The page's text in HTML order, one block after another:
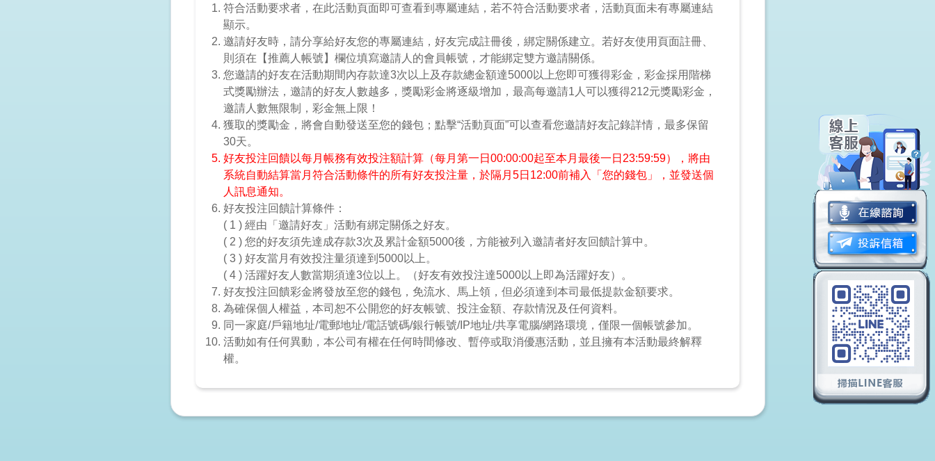
符合活動要求者，在此活動頁面即可查看到專屬連結，若不符合活動要求者，活動頁面未有專屬連結
顯示。
邀請好友時，請分享給好友您的專屬連結，好友完成註冊後，綁定關係建立。若好友使用頁面註冊、
則須在【推薦人帳號】欄位填寫邀請人的會員帳號，才能綁定雙方邀請關係。
您邀請的好友在活動期間內存款達3次以上及存款總金額達5000以上您即可獲得彩金，彩金採用階梯
式獎勵辦法，邀請的好友人數越多，獎勵彩金將逐級增加，最高每邀請1人可以獲得212元獎勵彩金，
邀請人數無限制，彩金無上限！
獲取的獎勵金，將會自動發送至您的錢包；點擊“活動頁面”可以查看您邀請好友記錄詳情，最多保留
30天。
好友投注回饋以每月帳務有效投注額計算（每月第一日00:00:00起至本月最後一日23:59:59），將由
系統自動結算當月符合活動條件的所有好友投注量，於隔月5日12:00前補入「您的錢包」，並發送個
人訊息通知。
好友投注回饋計算條件：
( 1 ) 經由「邀請好友」活動有綁定關係之好友。
( 2 ) 您的好友須先達成存款3次及累計金額5000後，方能被列入邀請者好友回饋計算中。
( 3 ) 好友當月有效投注量須達到5000以上。
( 4 ) 活躍好友人數當期須達3位以上。（好友有效投注達5000以上即為活躍好友）。
好友投注回饋彩金將發放至您的錢包，免流水、馬上領，但必須達到本司最低提款金額要求。
為確保個人權益，本司恕不公開您的好友帳號、投注金額、存款情況及任何資料。
同一家庭/戶籍地址/電郵地址/電話號碼/銀行帳號/IP地址/共享電腦/網路環境，僅限一個帳號參加。
活動如有任何異動，本公司有權在任何時間修改、暫停或取消優惠活動，並且擁有本活動最終解釋
權。